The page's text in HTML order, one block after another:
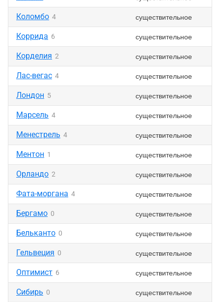
Коломбо 4 существительное
Коррида 6 существительное
Корделия 2 существительное
Лас-вегас 4 существительное
Лондон 5 существительное
Марсель 4 существительное
Менестрель 4 существительное
Ментон 1 существительное
Орландо 2 существительное
Фата-моргана 4 существительное
Бергамо 0 существительное
Бельканто 0 существительное
Гельвеция 0 существительное
Оптимист 6 существительное
Сибирь 0 существительное